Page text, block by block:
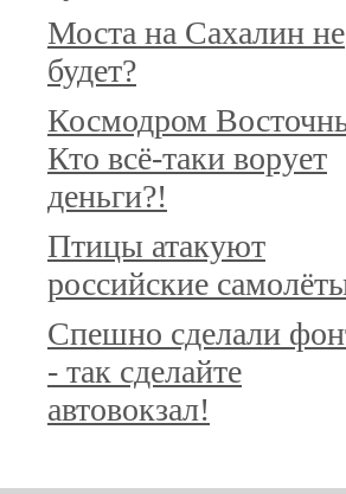
Моста на Сахалин не
будет?
Космодром
Кто всё-таки ворует
деньги?!
Птицы атакуют
российские
Спешно сделали
- так сделайте
автовокзал!